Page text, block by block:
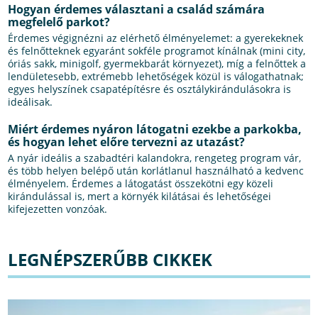
Hogyan érdemes választani a család számára
megfelelő parkot?
Érdemes végignézni az elérhető élményelemet: a gyerekeknek
és felnőtteknek egyaránt sokféle programot kínálnak (mini city,
óriás sakk, minigolf, gyermekbarát környezet), míg a felnőttek a
lendületesebb, extrémebb lehetőségek közül is válogathatnak;
egyes helyszínek csapatépítésre és osztálykirándulásokra is
ideálisak.
Miért érdemes nyáron látogatni ezekbe a parkokba,
és hogyan lehet előre tervezni az utazást?
A nyár ideális a szabadtéri kalandokra, rengeteg program vár,
és több helyen belépő után korlátlanul használható a kedvenc
élményelem. Érdemes a látogatást összekötni egy közeli
kirándulással is, mert a környék kilátásai és lehetőségei
kifejezetten vonzóak.
LEGNÉPSZERŰBB CIKKEK